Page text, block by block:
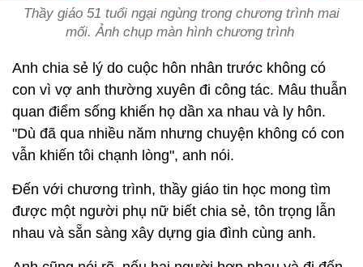
Thầy giáo 51 tuổi ngại ngùng trong chương trình mai
mối. Ảnh chụp màn hình chương trình
Anh chia sẻ lý do cuộc hôn nhân trước không có
con vì vợ anh thường xuyên đi công tác. Mâu thuẫn
quan điểm sống khiến họ dần xa nhau và ly hôn.
"Dù đã qua nhiều năm nhưng chuyện không có con
vẫn khiến tôi chạnh lòng", anh nói.
Đến với chương trình, thầy giáo tin học mong tìm
được một người phụ nữ biết chia sẻ, tôn trọng lẫn
nhau và sẵn sàng xây dựng gia đình cùng anh.